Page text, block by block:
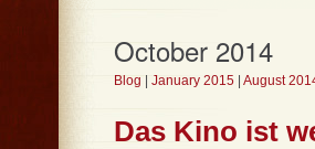
October 2014
Blog January 2015 August
Das Kino ist